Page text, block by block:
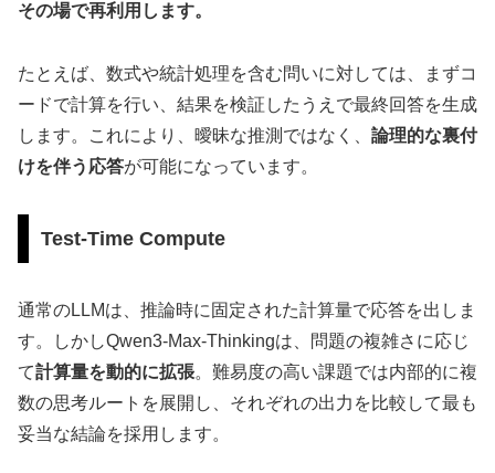
その場で再利用します。
たとえば、数式や統計処理を含む問いに対しては、まずコ
ードで計算を行い、結果を検証したうえで最終回答を生成
します。これにより、曖昧な推測ではなく、 論理的な裏付
けを伴う応答が可能になっています。
Test-Time Compute
通常のLLMは、推論時に固定された計算量で応答を出しま
す。しかしQwen3-Max-Thinkingは、問題の複雑さに応じ
て計算量を動的に拡張。難易度の高い課題では内部的に複
数の思考ルートを展開し、それぞれの出力を比較して最も
妥当な結論を採用します。